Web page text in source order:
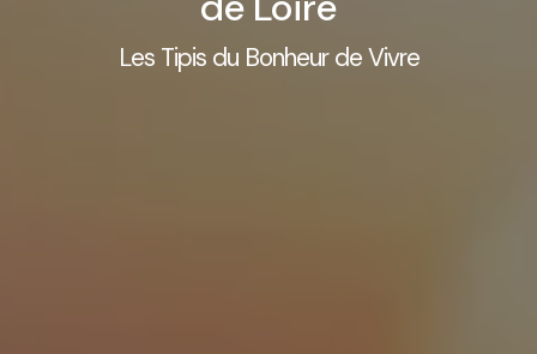
Les Tipis du Bonheur de Vivre